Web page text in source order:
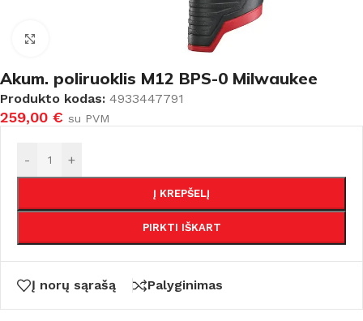
Akum. poliruoklis M12 BPS-0 Milwaukee
Produkto kodas: 4933447791
259,00 € su PVM
- +
Į KREPŠELĮ
PIRKTI IŠKART
Į norų sąrašą Palyginimas